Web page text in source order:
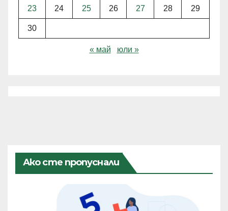
23 24 25 26 27 28 29
30
« май юли »
Ако сте пропуснали